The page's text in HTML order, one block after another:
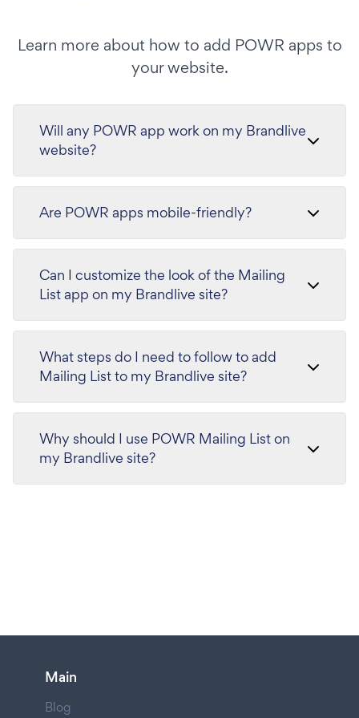
Learn more about how to add POWR apps to
your website.
Will any POWR app work on my Brandlive
website?
Are POWR apps mobile-friendly?
Can I customize the look of the Mailing
List app on my Brandlive site?
What steps do I need to follow to add
Mailing List to my Brandlive site?
Why should I use POWR Mailing List on
my Brandlive site?
Main
Blog